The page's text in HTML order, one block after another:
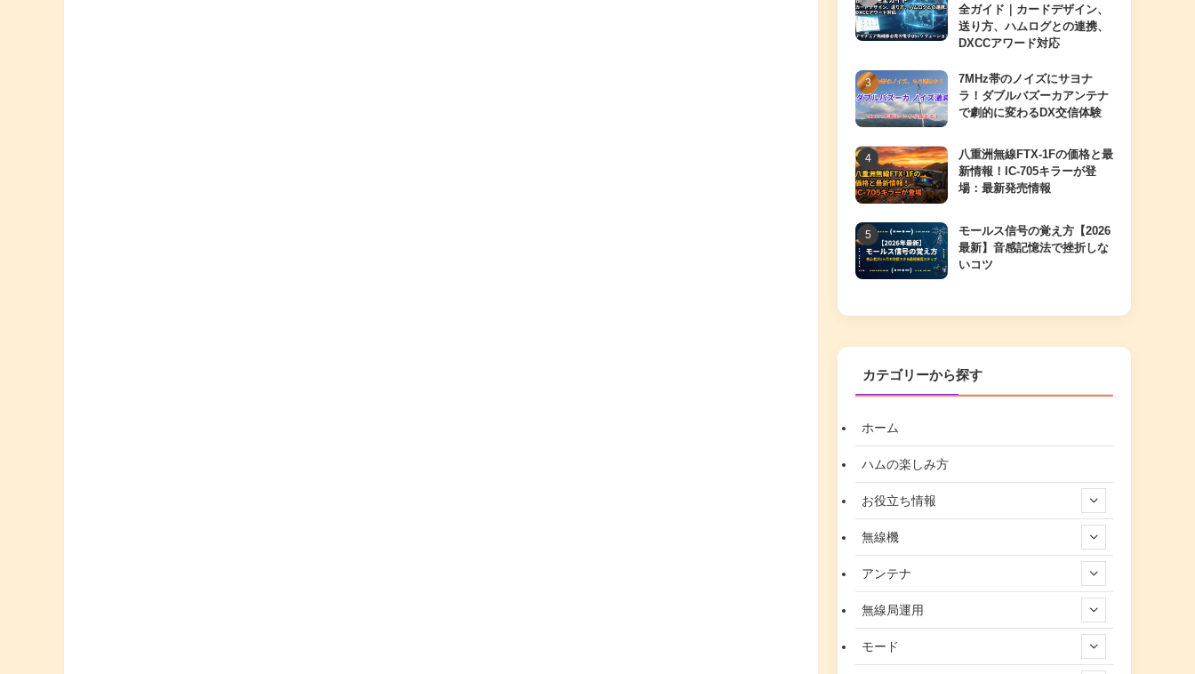
全ガイド｜カードデザイン、
送り方、ハムログとの連携、
DXCCアワード対応
7MHz帯のノイズにサヨナ
ラ！ダブルバズーカアンテナ
で劇的に変わるDX交信体験
八重洲無線FTX-1Fの価格と最
新情報！IC-705キラーが登
場：最新発売情報
モールス信号の覚え方【2026
最新】音感記憶法で挫折しな
いコツ
カテゴリーから探す
ホーム
ハムの楽しみ方
お役立ち情報
無線機
アンテナ
無線局運用
モード